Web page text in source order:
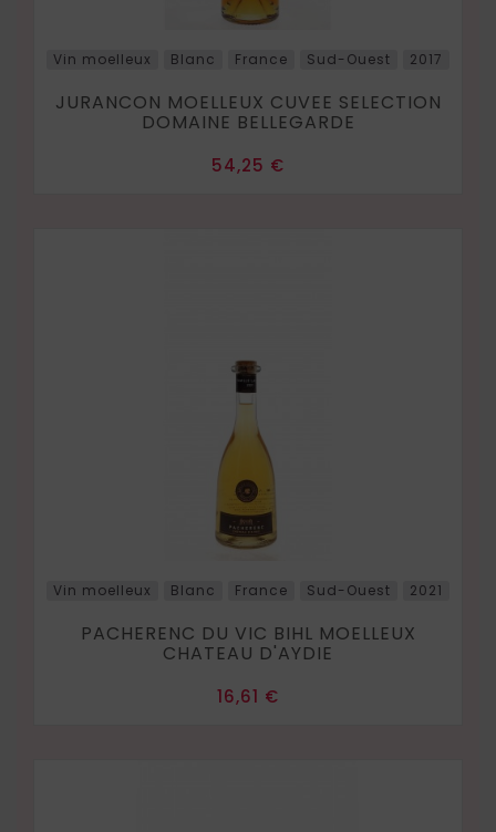
Vin moelleux Blanc France Sud-Ouest 2017
JURANCON MOELLEUX CUVEE SELECTION
DOMAINE BELLEGARDE
Prix
54,25 €
Vin moelleux Blanc France Sud-Ouest 2021
PACHERENC DU VIC BIHL MOELLEUX
CHATEAU D'AYDIE
Prix
16,61 €